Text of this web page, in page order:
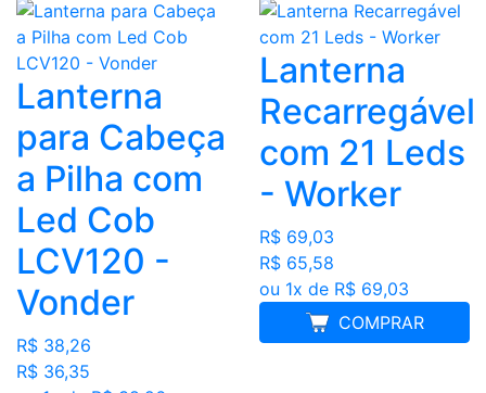
Lanterna
para Cabeça
a Pilha com
Led Cob
LCV120 -
Vonder
R$ 38,26
R$ 36,35
Lanterna
Recarregável
com 21 Leds
- Worker
R$ 69,03
R$ 65,58
ou 1x de R$ 69,03
COMPRAR